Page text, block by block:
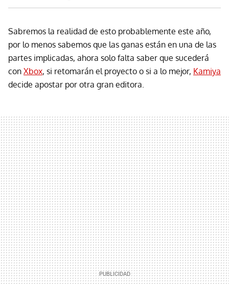
Sabremos la realidad de esto probablemente este año,
por lo menos sabemos que las ganas están en una de las
partes implicadas, ahora solo falta saber que sucederá
con Xbox, si retomarán el proyecto o si a lo mejor, Kamiya
decide apostar por otra gran editora.